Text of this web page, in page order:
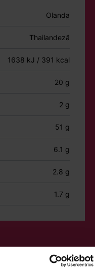
Olanda
Thailandeză
1638 kJ / 391 kcal
20 g
2 g
51 g
6.1 g
2.8 g
1.7 g